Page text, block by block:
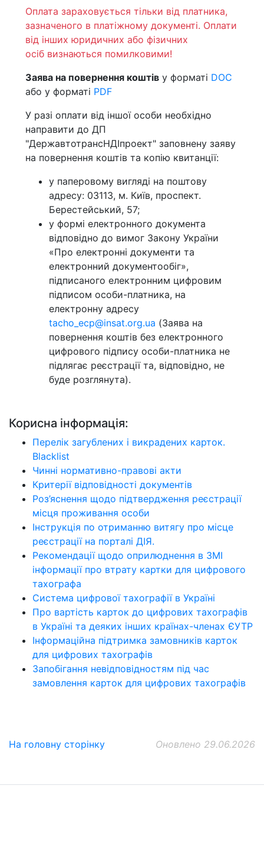
Оплата зараховується тільки від платника,
зазначеного в платіжному документі. Оплати
від інших юридичних або фізичних
осіб визнаються помилковими!
Заява на повернення коштів у форматі DOC
або у форматі PDF
У разі оплати від іншої особи необхідно
направити до ДП
"ДержавтотрансНДІпроект" заповнену заяву
на повернення коштів та копію квитанції:
у паперовому вигляді на поштову
адресу: 03113, м. Київ, проспект.
Берестейський, 57;
у формі електронного документа
відповідно до вимог Закону України
«Про електронні документи та
електронний документообіг»,
підписаного електронним цифровим
підписом особи-платника, на
електронну адресу
tacho_ecp@insat.org.ua (Заява на
повернення коштів без електронного
цифрового підпису особи-платника не
підлягає реєстрації та, відповідно, не
буде розглянута).
Корисна інформація:
Перелік загублених і викрадених карток.
Blacklist
Чинні нормативно-правові акти
Критерії відповідності документів
Роз’яснення щодо підтвердження реєстрації
місця проживання особи
Інструкція по отриманню витягу про місце
реєстрації на порталі ДІЯ.
Рекомендації щодо оприлюднення в ЗМІ
інформації про втрату картки для цифрового
тахографа
Система цифрової тахографії в Україні
Про вартість карток до цифрових тахографів
в Україні та деяких інших країнах-членах ЄУТР
Інформаційна підтримка замовників карток
для цифрових тахографів
Запобігання невідповідностям під час
замовлення карток для цифрових тахографів
На головну сторінку Оновлено 29.06.2026